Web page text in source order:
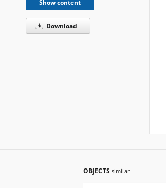
Show content
Download
OBJECTS similar